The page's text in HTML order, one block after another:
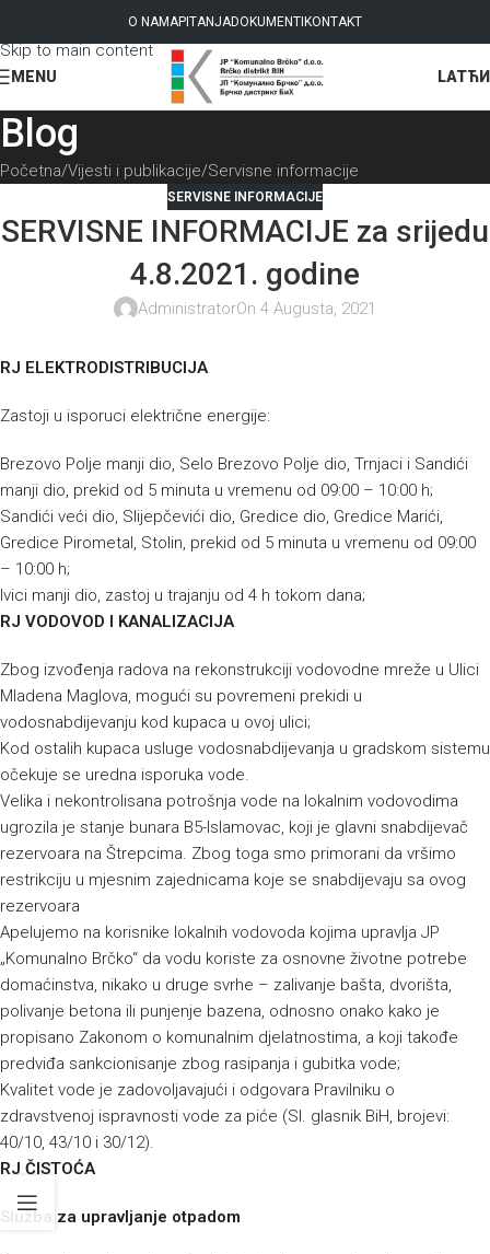
Skip to navigation
Skip to main content
O NAMAPITANJADOKUMENTI KONTAKT
MENU LAT
Blog
Početna Vijesti i publikacije Servisne informacije
SERVISNE INFORMACIJE
SERVISNE INFORMACIJE za srijedu
4.8.2021. godine
AdministratorOn 4 Augusta, 2021
RJ ELEKTRODISTRIBUCIJA
Zastoji u isporuci električne energije:
Brezovo Polje manji dio, Selo Brezovo Polje dio, Trnjaci i Sandići
manji dio, prekid od 5 minuta u vremenu od 09:00 – 10:00 h;
Sandići veći dio, Slijepčevići dio, Gredice dio, Gredice Marići,
Gredice Pirometal, Stolin, prekid od 5 minuta u vremenu od 09:00
– 10:00 h;
Ivici manji dio, zastoj u trajanju od 4 h tokom dana;
RJ VODOVOD I KANALIZACIJA
Zbog izvođenja radova na rekonstrukciji vodovodne mreže u Ulici
Mladena Maglova, mogući su povremeni prekidi u
vodosnabdijevanju kod kupaca u ovoj ulici;
Kod ostalih kupaca usluge vodosnabdijevanja u gradskom sistemu
očekuje se uredna isporuka vode.
Velika i nekontrolisana potrošnja vode na lokalnim vodovodima
ugrozila je stanje bunara B5-Islamovac, koji je glavni snabdijevač
rezervoara na Štrepcima. Zbog toga smo primorani da vršimo
restrikciju u mjesnim zajednicama koje se snabdijevaju sa ovog
rezervoara
Apelujemo na korisnike lokalnih vodovoda kojima upravlja JP
„Komunalno Brčko“ da vodu koriste za osnovne životne potrebe
domaćinstva, nikako u druge svrhe – zalivanje bašta, dvorišta,
polivanje betona ili punjenje bazena, odnosno onako kako je
propisano Zakonom o komunalnim djelatnostima, a koji takođe
predviđa sankcionisanje zbog rasipanja i gubitka vode;
Kvalitet vode je zadovoljavajući i odgovara Pravilniku o
zdravstvenoj ispravnosti vode za piće (Sl. glasnik BiH, brojevi:
40/10, 43/10 i 30/12).
RJ ČISTOĆA
Služba za upravljanje otpadom